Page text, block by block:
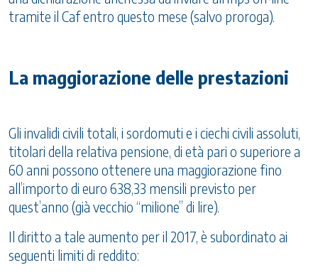
tramite il Caf entro questo mese (salvo proroga).
La maggiorazione delle prestazioni
Gli invalidi civili totali, i sordomuti e i ciechi civili assoluti,
titolari della relativa pensione, di età pari o superiore a
60 anni possono ottenere una maggiorazione fino
all’importo di euro 638,33 mensili previsto per
quest’anno (già vecchio “milione” di lire).
Il diritto a tale aumento per il 2017, è subordinato ai
seguenti limiti di reddito: